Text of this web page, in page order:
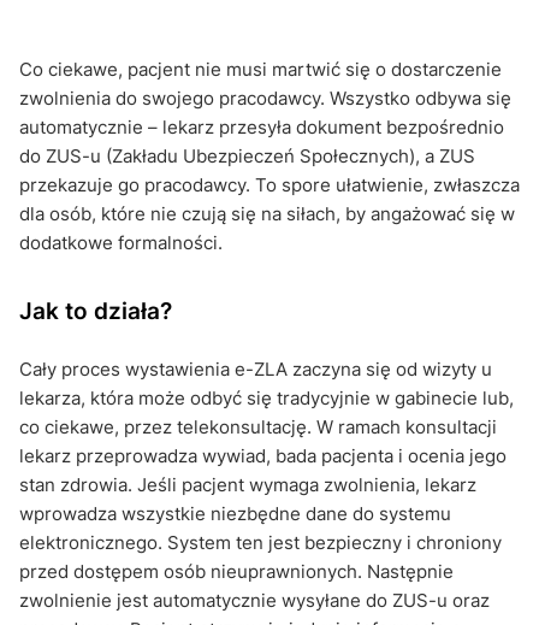
Co ciekawe, pacjent nie musi martwić się o dostarczenie
zwolnienia do swojego pracodawcy. Wszystko odbywa się
automatycznie – lekarz przesyła dokument bezpośrednio
do ZUS-u (Zakładu Ubezpieczeń Społecznych), a ZUS
przekazuje go pracodawcy. To spore ułatwienie, zwłaszcza
dla osób, które nie czują się na siłach, by angażować się w
dodatkowe formalności.
Jak to działa?
Cały proces wystawienia e-ZLA zaczyna się od wizyty u
lekarza, która może odbyć się tradycyjnie w gabinecie lub,
co ciekawe, przez telekonsultację. W ramach konsultacji
lekarz przeprowadza wywiad, bada pacjenta i ocenia jego
stan zdrowia. Jeśli pacjent wymaga zwolnienia, lekarz
wprowadza wszystkie niezbędne dane do systemu
elektronicznego. System ten jest bezpieczny i chroniony
przed dostępem osób nieuprawnionych. Następnie
zwolnienie jest automatycznie wysyłane do ZUS-u oraz